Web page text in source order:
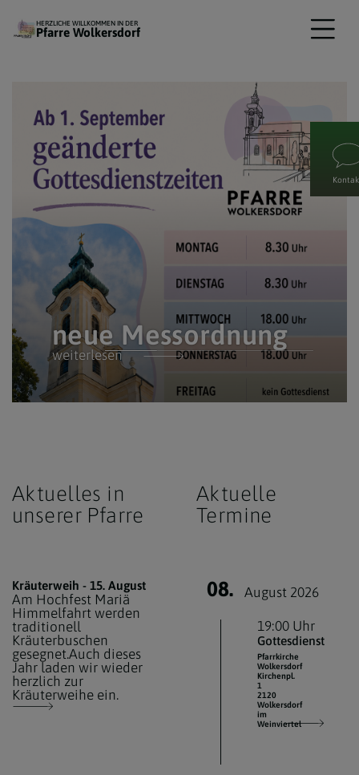
HERZLICHE WILLKOMMEN IN DER
Pfarre Wolkersdorf
neue Messordnung
weiterlesen
Aktuelles in
unserer Pfarre
Kräuterweih - 15. August
Am Hochfest Mariä
Himmelfahrt werden
traditionell
Kräuterbuschen
gesegnet.Auch dieses
Jahr laden wir wieder
herzlich zur
Kräuterweihe ein.
Aktuelle
Termine
08. August 2026
19:00 Uhr
Gottesdienst
Pfarrkirche
Wolkersdorf
Kirchenpl.
1
2120
Wolkersdorf
im
Weinviertel